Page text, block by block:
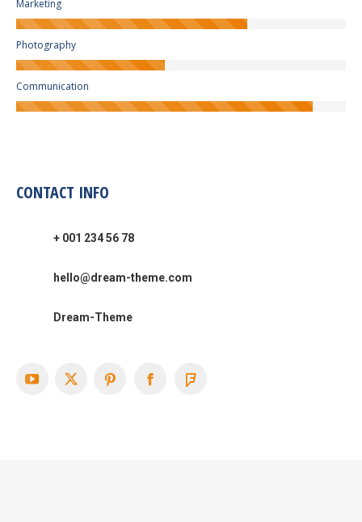
Marketing
Photography
Communication
CONTACT INFO
+ 001 234 56 78
hello@dream-theme.com
Dream-Theme
YouTube
X PinterestFacebookFoursquare